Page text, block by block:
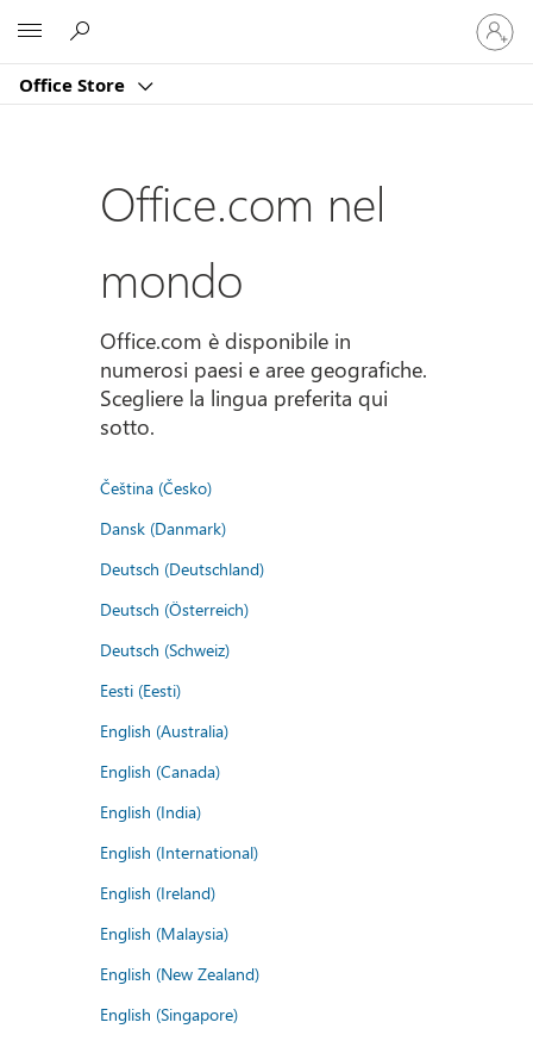
Office Store
Accedi
con
il
account
Office.com nel
mondo
Office.com è disponibile in
numerosi paesi e aree geografiche.
Scegliere la lingua preferita qui
sotto.
Čeština (Česko)
Dansk (Danmark)
Deutsch (Deutschland)
Deutsch (Österreich)
Deutsch (Schweiz)
Eesti (Eesti)
English (Australia)
English (Canada)
English (India)
English (International)
English (Ireland)
English (Malaysia)
English (New Zealand)
English (Singapore)